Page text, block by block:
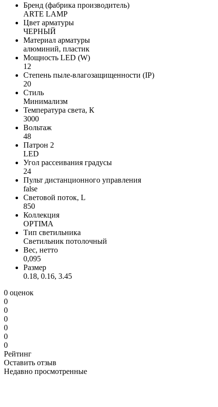
Бренд (фабрика производитель)
ARTE LAMP
Цвет арматуры
ЧЕРНЫЙ
Материал арматуры
алюминий, пластик
Мощность LED (W)
12
Степень пыле-влагозащищенности (IP)
20
Стиль
Минимализм
Температура света, К
3000
Вольтаж
48
Патрон 2
LED
Угол рассеивания градусы
24
Пульт дистанционного управления
false
Световой поток, L
850
Коллекция
OPTIMA
Тип светильника
Светильник потолочный
Вес, нетто
0,095
Размер
0.18, 0.16, 3.45
0 оценок
0
0
0
0
0
0
Рейтинг
Оставить отзыв
Недавно просмотренные